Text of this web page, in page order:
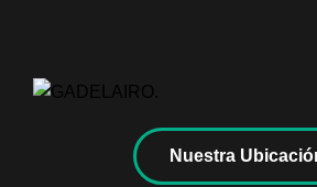
Nuestra